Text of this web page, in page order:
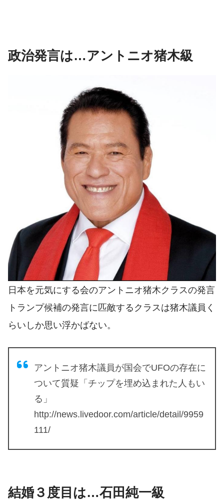
政治発言は…アントニオ猪木級
日本を元気にする会のアントニオ猪木クラスの発言
トランプ候補の発言に匹敵するクラスは猪木議員く
らいしか思い浮かばない。
アントニオ猪木議員が国会でUFOの存在に
ついて質疑「チップを埋め込まれた人もい
る」
http://news.livedoor.com/article/detail/9959
111/
結婚３度目は…石田純一級